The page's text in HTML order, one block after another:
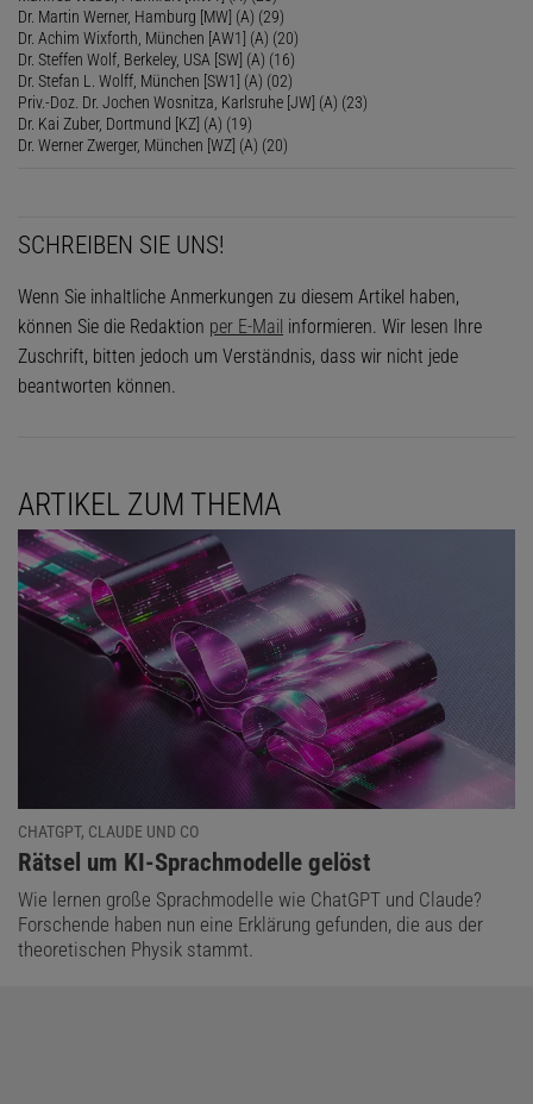
Dr. Martin Werner, Hamburg [MW] (A) (29)
Dr. Achim Wixforth, München [AW1] (A) (20)
Dr. Steffen Wolf, Berkeley, USA [SW] (A) (16)
Dr. Stefan L. Wolff, München [SW1] (A) (02)
Priv.-Doz. Dr. Jochen Wosnitza, Karlsruhe [JW] (A) (23)
Dr. Kai Zuber, Dortmund [KZ] (A) (19)
Dr. Werner Zwerger, München [WZ] (A) (20)
SCHREIBEN SIE UNS!
Wenn Sie inhaltliche Anmerkungen zu diesem Artikel haben,
können Sie die Redaktion per E-Mail informieren. Wir lesen Ihre
Zuschrift, bitten jedoch um Verständnis, dass wir nicht jede
beantworten können.
ARTIKEL ZUM THEMA
CHATGPT, CLAUDE UND CO
:
Rätsel um KI-Sprachmodelle gelöst
Wie lernen große Sprachmodelle wie ChatGPT und Claude?
Forschende haben nun eine Erklärung gefunden, die aus der
theoretischen Physik stammt.